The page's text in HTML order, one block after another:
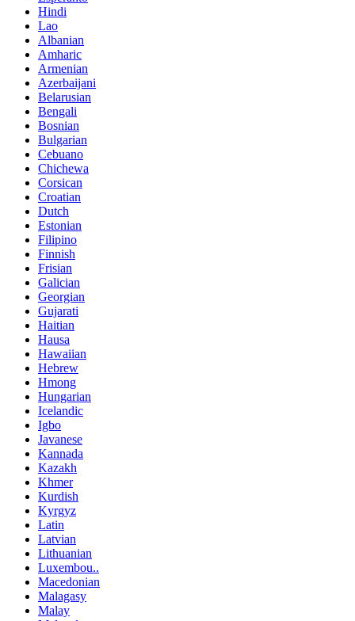
Hindi
Lao
Albanian
Amharic
Armenian
Azerbaijani
Belarusian
Bengali
Bosnian
Bulgarian
Cebuano
Chichewa
Corsican
Croatian
Dutch
Estonian
Filipino
Finnish
Frisian
Galician
Georgian
Gujarati
Haitian
Hausa
Hawaiian
Hebrew
Hmong
Hungarian
Icelandic
Igbo
Javanese
Kannada
Kazakh
Khmer
Kurdish
Kyrgyz
Latin
Latvian
Lithuanian
Luxembou..
Macedonian
Malagasy
Malay